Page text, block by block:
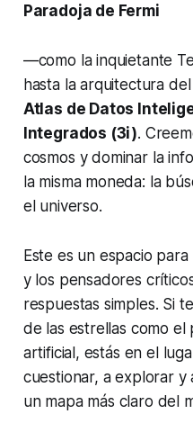
Paradoja de Fermi
—como la inquietante
hasta la arquitectura
Atlas de Datos
Integrados (3i).
cosmos y dominar la
la misma moneda: la
el universo.
Este es un espacio
y los pensadores
respuestas simples. Si
de las estrellas como el
artificial, estás en el
cuestionar, a explorar
un mapa más claro del